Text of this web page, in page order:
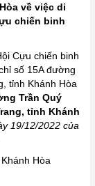
về việc di
chiến binh
Cựu chiến binh
số 15A đường
tỉnh Khánh Hòa
Trần Quý
tỉnh Khánh
19/12/2022 của
Hòa